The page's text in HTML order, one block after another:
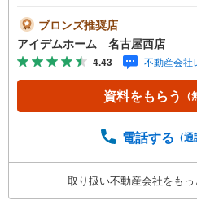
住宅性能評価付き☆◆地震
一小学校まで660m◆蘇原
案内について■□■□＜本日
したらご相談下さい。年中
始を除く）水曜日もご案
致します。ご相談下さい
きない方、ぜひご利用下
お問合せ下さい。経験豊
スタッフ一同、お客様の住
て頂きます。お気軽にお問
ブロンズ推奨店
アイデムホーム 名古屋西店
4.43 不動産会社
資料をもらう （
電話する （
取り扱い不動産会社をもっ